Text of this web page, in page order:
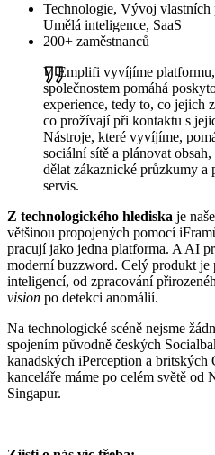
Technologie, Vývoj vlastních
Umělá inteligence, SaaS
200+ zaměstnanců
V Emplifi vyvíjíme
společnostem pomáhá
experience, tedy to, co jejich
co prožívají při kontaktu s
Nástroje, které vyvíjíme,
sociální sítě a plánovat
dělat zákaznické průzkumy a
servis.
Z technologického hlediska je
většinou propojených pomocí
pracují jako jedna platforma. A AI
moderní buzzword. Celý produkt je
inteligencí, od zpracování
vision po detekci anomálií.
Na technologické scéně nejsme
spojením původně českých
kanadských iPerception a britských
kanceláře máme po celém světě od
Singapur.